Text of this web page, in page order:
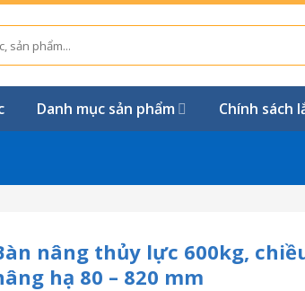
Danh mục sản phẩm Chính sách
nâng thủy lực 600kg,
hạ 80 – 820 mm